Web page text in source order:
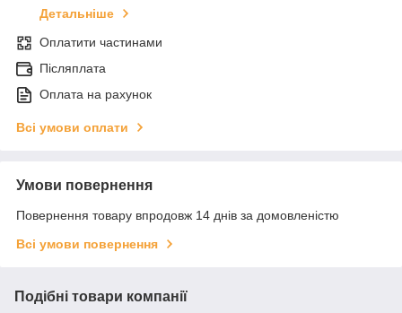
Детальніше
Оплатити частинами
Післяплата
Оплата на рахунок
Всі умови оплати
Умови повернення
Повернення товару впродовж 14 днів за домовленістю
Всі умови повернення
Подібні товари компанії